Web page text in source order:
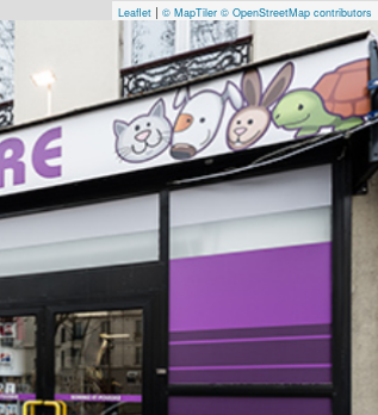
Leaflet | © MapTiler © OpenStreetMap contributors